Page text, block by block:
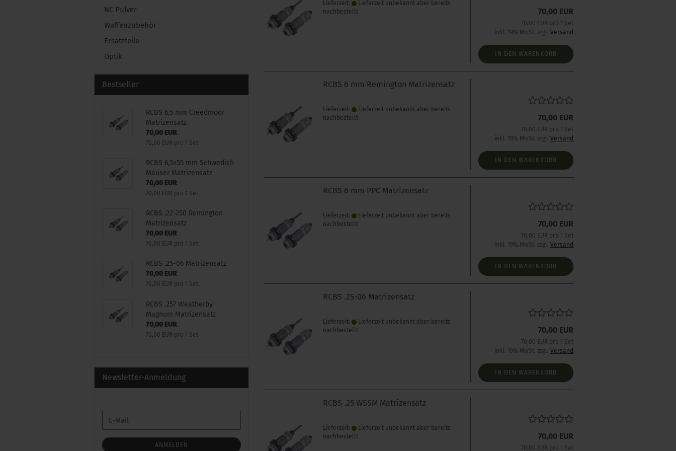
Lieferzeit:
Lieferzeit unbekannt aber bereits
nachbestellt
70,00 EUR
70,00 EUR pro 1 Set
inkl. 19% MwSt. zzgl.Versand
IN DEN WARENKORB
RCBS 6 mm Remington Matrizensatz
Lieferzeit:
Lieferzeit unbekannt aber bereits
nachbestellt
70,00 EUR
70,00 EUR pro 1 Set
inkl. 19% MwSt. zzgl.Versand
IN DEN WARENKORB
RCBS 6 mm PPC Matrizensatz
Lieferzeit:
Lieferzeit unbekannt aber bereits
nachbestellt
70,00 EUR
70,00 EUR pro 1 Set
inkl. 19% MwSt. zzgl.Versand
IN DEN WARENKORB
RCBS .25-06 Matrizensatz
Lieferzeit:
Lieferzeit unbekannt aber bereits
nachbestellt
70,00 EUR
70,00 EUR pro 1 Set
inkl. 19% MwSt. zzgl.Versand
IN DEN WARENKORB
RCBS .25 WSSM Matrizensatz
Lieferzeit:
Lieferzeit unbekannt aber bereits
nachbestellt
70,00 EUR
70,00 EUR pro 1 Set
NC Pulver
Waffenzubehör
Ersatzteile
Optik
Bestseller
RCBS 6,5 mm Creedmoor
Matrizensatz
70,00 EUR
70,00 EUR pro 1 Set
RCBS 6,5x55 mm Schwedish
Mauser Matrizensatz
70,00 EUR
70,00 EUR pro 1 Set
RCBS .22-250 Remington
Matrizensatz
70,00 EUR
70,00 EUR pro 1 Set
RCBS .25-06 Matrizensatz
70,00 EUR
70,00 EUR pro 1 Set
RCBS .257 Weatherby
Magnum Matrizensatz
70,00 EUR
70,00 EUR pro 1 Set
Newsletter-Anmeldung
ZUR
ANMELDUNG
E-
Mail
ANMELDEN